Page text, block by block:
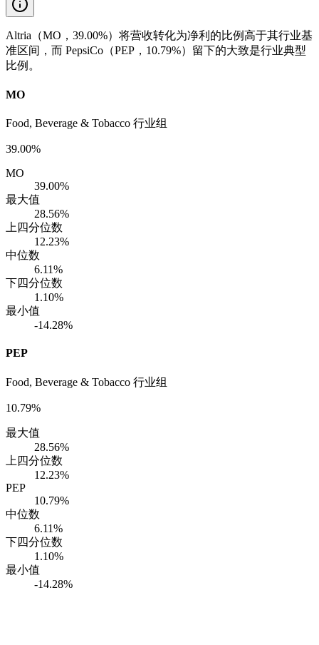
Altria（MO，39.00%）将营收转化为净利的比例高于其行业基
准区间，而 PepsiCo（PEP，10.79%）留下的大致是行业典型
比例。
MO
Food, Beverage & Tobacco 行业组
39.00%
MO
39.00%
最大值
28.56%
上四分位数
12.23%
中位数
6.11%
下四分位数
1.10%
最小值
-14.28%
PEP
Food, Beverage & Tobacco 行业组
10.79%
最大值
28.56%
上四分位数
12.23%
PEP
10.79%
中位数
6.11%
下四分位数
1.10%
最小值
-14.28%